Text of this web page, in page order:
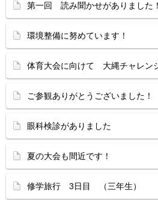
第一回 読み聞かせがありました
環境整備に努めています！
体育大会に向けて 大縄チャレン
ご参観ありがとうございました！
眼科検診がありました
夏の大会も間近です！
修学旅行 3日目 （三年生）